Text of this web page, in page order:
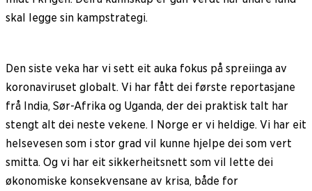
skal legge sin kampstrategi.
Den siste veka har vi sett eit auka fokus på spreiinga av
koronaviruset globalt. Vi har fått dei første reportasjane
frå India, Sør-Afrika og Uganda, der dei praktisk talt har
stengt alt dei neste vekene. I Norge er vi heldige. Vi har eit
helsevesen som i stor grad vil kunne hjelpe dei som vert
smitta. Og vi har eit sikkerheitsnett som vil lette dei
økonomiske konsekvensane av krisa, både for